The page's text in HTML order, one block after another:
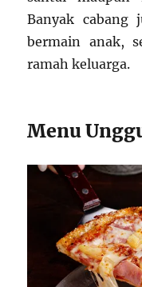
Banyak cabang
bermain anak,
ramah keluarga.
Menu